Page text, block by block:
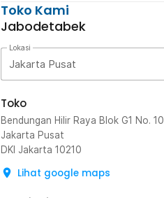
Toko Kami
Jabodetabek
Lokasi
Jakarta Pusat
Toko
Bendungan Hilir Raya Blok G1 No. 10
Jakarta Pusat
DKI Jakarta 10210
Lihat google maps